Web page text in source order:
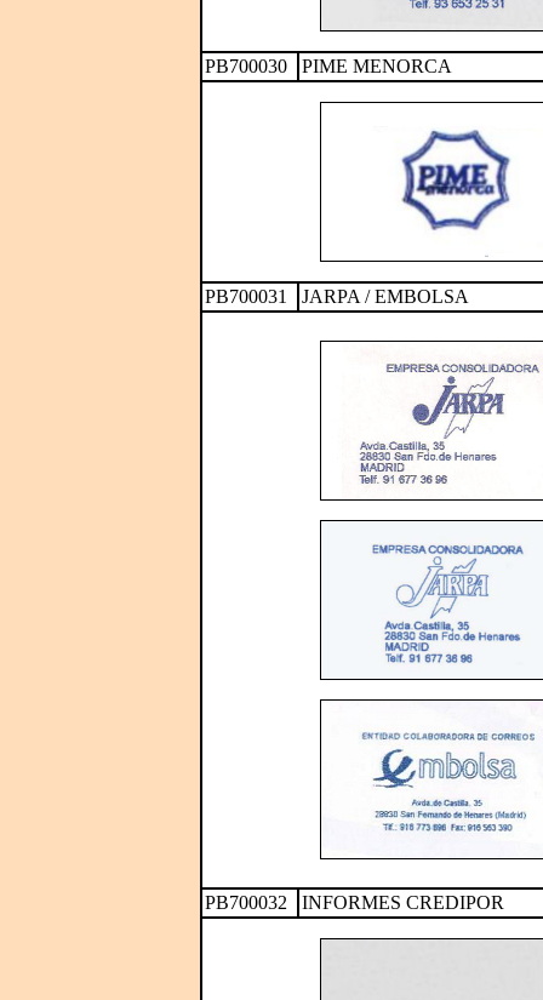
PB700030 PIME MENORCA
PB700031 JARPA / EMBOLSA
PB700032 INFORMES CREDIPOR